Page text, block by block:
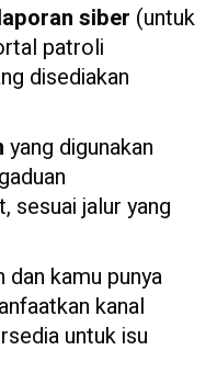
siber (untuk
patroli
disediakan
yang digunakan
jalur yang
kamu punya
kanal
untuk isu